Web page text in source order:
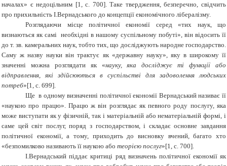
началах» є недоцільним [1, с. 700]. Таке твердження, безперечно, свідчить
про прихильність І.Вернадського до концепції економічного лібералізму.
Розглядаючи місце політичної економії серед «тих наук, що
визнаються як самі необхідні в нашому суспільному побуті», він відосить її
до т. зв. камеральних наук, тобто тих, що досліджують народне господарство.
Саму ж назву науки він трактує як «державну науку», яку в широкому її
значенні можна розглядати як «науку, яка досліджує ті функції або
відправлення, які здійсюються в суспільстві для задоволення людських
потреб»[1, с. 699].
Ще в одному визначенні політичної економії Вернадський називає її
«наукою про працю». Працю ж він розглядає як певного роду послугу, яка
може виступати як у фізичній, так і матеріальній або нематеріальній формі, і
саме цей світ послуг, поряд з господарством, і складає основне завдання
політичної економії, а тому, приходить до висновку вчений, багато хто
«безпомилково називають її наукою або теорією послуг»[1, с. 700].
І.Вернадський піддає критиці ряд визначень політичної економії як